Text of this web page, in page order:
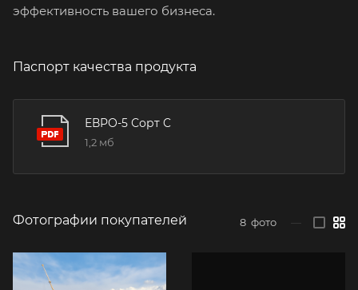
эффективность вашего бизнеса.
Паспорт качества продукта
ЕВРО-5 Сорт C
1,2 мб
Фотографии покупателей 8 фото —